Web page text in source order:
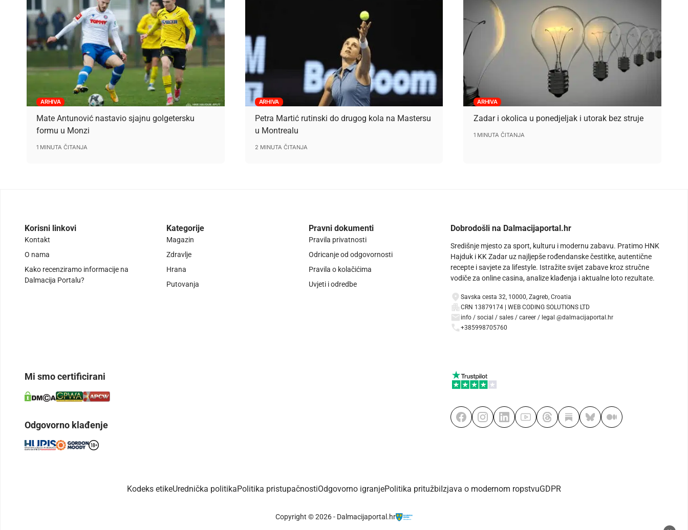
ARHIVA
Mate Antunović nastavio sjajnu golgetersku
formu u Monzi
1 MINUTA ČITANJA
ARHIVA
Petra Martić rutinski do drugog kola na Mastersu
u Montrealu
2 MINUTA ČITANJA
ARHIVA
Zadar i okolica u ponedjeljak i utorak bez struje
1 MINUTA ČITANJA
Korisni linkovi
Kontakt
O nama
Kako recenziramo informacije na
Dalmacija Portalu?
Kategorije
Magazin
Zdravlje
Hrana
Putovanja
Pravni dokumenti
Pravila privatnosti
Odricanje od odgovornosti
Pravila o kolačićima
Uvjeti i odredbe
Dobrodošli na Dalmacijaportal.hr
Središnje mjesto za sport, kulturu i modernu zabavu. Pratimo HNK
Hajduk i KK Zadar uz najljepše rođendanske čestitke, autentične
recepte i savjete za lifestyle. Istražite svijet zabave kroz stručne
vodiče za online casina, analize klađenja i aktualne loto rezultate.
Savska cesta 32, 10000, Zagreb, Croatia
CRN 13879174 | WEB CODING SOLUTIONS LTD
info / social / sales / career / legal @dalmacijaportal.hr
+385998705760
Mi smo certificirani
Odgovorno klađenje
Kodeks etikeUrednička politikaPolitika pristupačnostiOdgovorno igranjePolitika pritužbi Izjava o modernom ropstvuGDPR
Copyright © 2026 - Dalmacijaportal.hr